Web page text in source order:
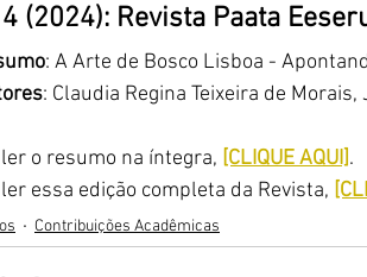
4 (2024): Revista Paata
: A Arte de Bosco Lisboa -
: Claudia Regina Teixeira de
o resumo na íntegra, [CLIQUE AQUI].
essa edição completa da Revista,
Contribuições Acadêmicas